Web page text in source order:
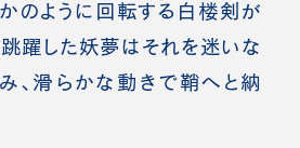
のように回転する白楼剣が
跳躍した妖夢はそれを迷いな
、滑らかな動きで鞘へと納